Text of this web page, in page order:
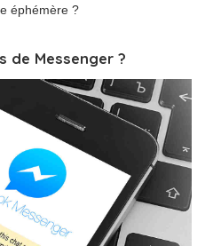
éphémère ?
de Messenger ?